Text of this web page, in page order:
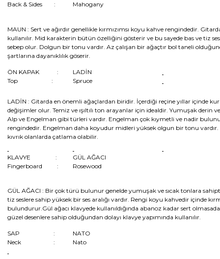
Back & Sides :
Mahogany
MAUN : Sert ve ağırdır genellikle kırmızımsı koyu kahve rengindedir.
kullanılır. Mid karakterin bütün özelliğini gösterir ve bu sayede bas ve tiz
sebep olur. Dolgun bir tonu vardır. Az çalışan bir ağaçtır bol taneli
şartlarına dayanıklılık göserir.
ÖN KAPAK :
LADİN
Top :
Spruce
LADİN : Gitarda en önemli ağaçlardan biridir. İçerdiği reçine yıllar içinde
değişimler olur. Temiz ve ışıltılı ton arayanlar için idealdir. Yumuşak derin ve
Alp ve Engelman gibi türleri vardır. Engelman çok kıymetli ve nadir
rengindedir. Engelman daha koyudur midleri yüksek olgun bir tonu
kıvrık olanlarda çatlama olabilir.
KLAVYE :
GÜL AĞACI
Fingerboard :
Rosewood
GÜL AĞACI : Bir çok türü bulunur genelde yumuşak ve sıcak tonlara
tiz seslere sahip yüksek bir ses aralığı vardır. Rengi koyu kahvedir içinde
bulundurur.Gül ağacı klavyede kullanıldığında abanoz kadar sert
güzel desenlere sahip olduğundan dolayı klavye yapımında kullanılır.
SAP :
NATO
Neck :
Nato